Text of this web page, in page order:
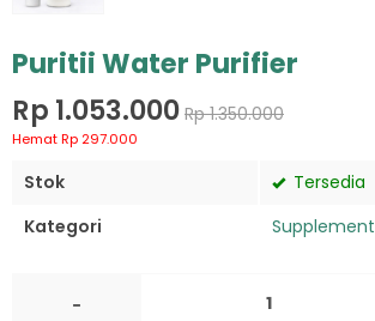
Puritii Water Purifier
Rp 1.053.000 Rp 1.350.000
Hemat Rp 297.000
Stok
Tersedia
Kategori
Supplement
-